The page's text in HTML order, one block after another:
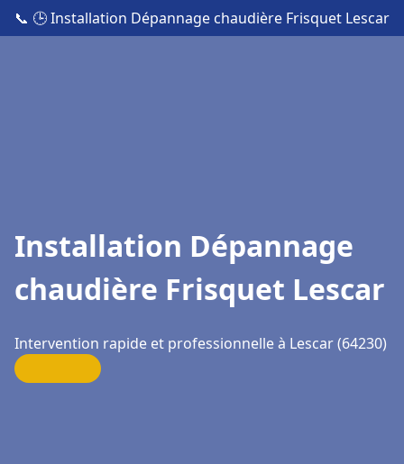
📞 🕒 Installation Dépannage chaudière Frisquet Lescar
Installation Dépannage
chaudière Frisquet Lescar
Intervention rapide et professionnelle à Lescar (64230)